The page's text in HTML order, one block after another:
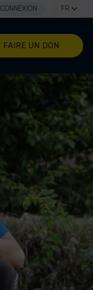
CONNEXION FR
FAIRE UN DON